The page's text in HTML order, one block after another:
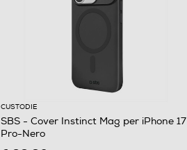
CUSTODIE
SBS - Cover Instinct Mag per iPhone 17
Pro-Nero